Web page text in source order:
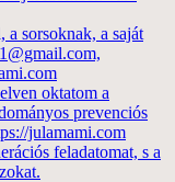
a sorsoknak, a saját
oktatom a
prevenciós
julamami.com
feladatomat, s a